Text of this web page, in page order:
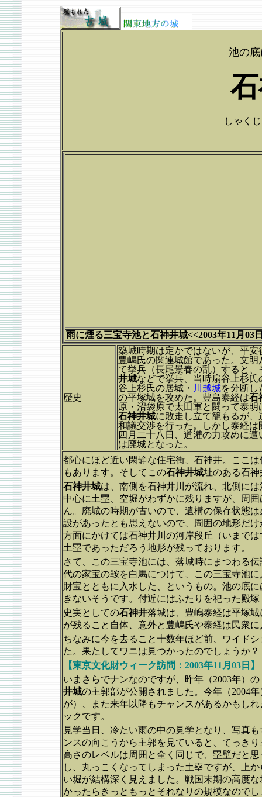
池の
しゃく
雨に煙る三宝寺池と石神井城<<2003年11月03
歴史
築城時期は定かではないが、平
豊嶋氏の関連城館であった。文明
て挙兵（長尾景春の乱）すると
井城などで挙兵、当時扇谷上杉
谷上杉氏の居城・ 川越城を分断し
の平塚城を攻めた。豊島泰経は石
原・沼袋原で太田軍と闘って泰
石神井城に敗走し立て籠もるが
和議交渉を行った。しかし泰経は
四月二十八日、道灌の力攻めに
は廃城となった。
都心にほど近い閑静な住宅街、石神井。ここ
もあります。そしてこの石神井城址のある石
石神井城は、南側を石神井川が流れ、北側に
中心に土塁、空堀がわずかに残りますが、周
ん。廃城の時期が古いので、遺構の保存状態
設があったとも思えないので、周囲の地形だ
方面にかけては石神井川の河岸段丘（いまで
土塁であっただろう地形が残っております。
さて、この三宝寺池には、落城時にまつわる
代の家宝の鞍を白馬につけて、この三宝寺池
財宝とともに入水した、というもの。池の底
きないそうです。付近にはふたりを祀った殿
史実としての石神井落城は、豊嶋泰経は平塚
が残ること自体、意外と豊嶋氏や泰経は民衆
ちなみに今を去ること十数年ほど前、ワイド
た。果たしてワニは見つかったのでしょうか？
【東京文化財ウィーク訪問：2003年11月03日】
いまさらでナンなのですが、昨年（2003年）
井城の主郭部が公開されました。今年（2004
が）、また来年以降もチャンスがあるかもし
ックです。
見学当日、冷たい雨の中の見学となり、写真
ンスの向こうから主郭を見ていると、てっき
高さのレベルは周囲と全く同じで、塁壁だと
し、丸っこくなってしまった土塁ですが、上
い堀が結構深く見えました。戦国末期の高度
かったらきっともっとそれなりの規模なのでし